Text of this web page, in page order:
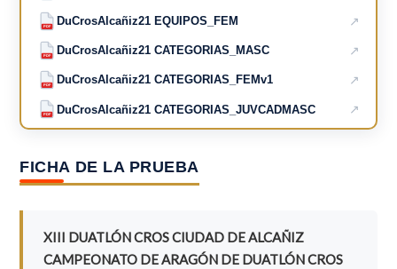
PDF DuCrosAlcañiz21 EQUIPOS_FEM ↗
PDF DuCrosAlcañiz21 CATEGORIAS_MASC ↗
PDF DuCrosAlcañiz21 CATEGORIAS_FEMv1 ↗
PDF DuCrosAlcañiz21 CATEGORIAS_JUVCADMASC ↗
FICHA DE LA PRUEBA
XIII DUATLÓN CROS CIUDAD DE ALCAÑIZ
CAMPEONATO DE ARAGÓN DE DUATLÓN CROS